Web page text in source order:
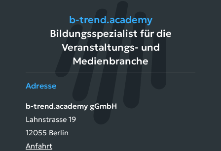
b-trend.academy
Bildungsspezialist für die
Veranstaltungs- und
Medienbranche
Adresse
b-trend.academy gGmbH
Lahnstrasse 19
12055 Berlin
Anfahrt